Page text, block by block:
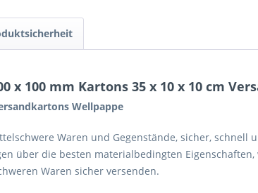
100 mm Kartons 35 x 10 x 10 cm
Wellpappe
Waren und Gegenstände, sicher, schnell
über die besten materialbedingten
Waren sicher versenden.